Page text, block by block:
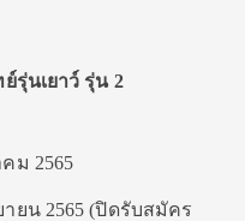
รุ่นเยาว์ รุ่น 2
ม 2565
ายน 2565 (ปิดรับสมัคร